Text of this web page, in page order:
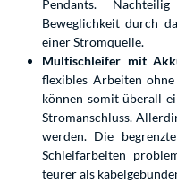
Pendants.
Beweglichkeit durch
einer Stromquelle.
Multischleifer mit
flexibles Arbeiten
können somit überall
Stromanschluss.
werden. Die
Schleifarbeiten
teurer als